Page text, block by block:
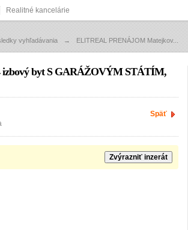
Realitné kancelárie
vyhľadávania → ELITREAL PRENÁJOM Matejkov...
byt S GARÁŽOVÝM STÁTÍM,
Späť
Zvýrazniť inzerát